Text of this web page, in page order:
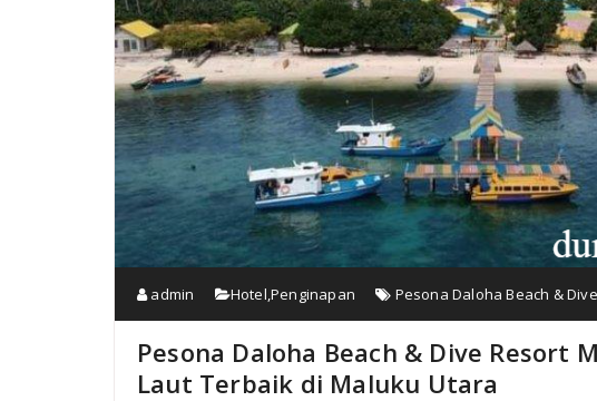
admin Hotel,Penginapan Pesona Daloha Beach &
Pesona Daloha Beach & Dive Resort
Laut Terbaik di Maluku Utara